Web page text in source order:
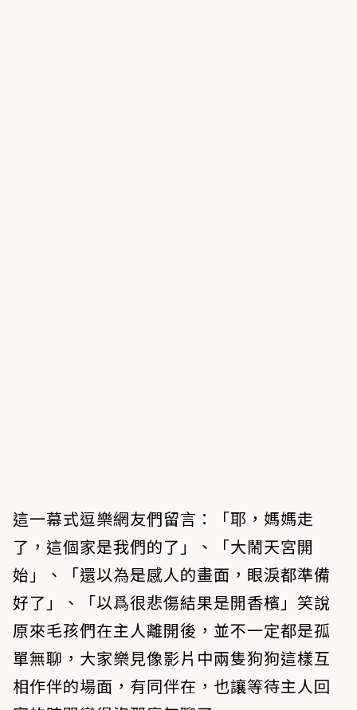
這一幕式逗樂網友們留言：「耶，媽媽走
了，這個家是我們的了」、「大鬧天宮開
始」、「還以為是感人的畫面，眼淚都準備
好了」、「以爲很悲傷結果是開香檳」笑說
原來毛孩們在主人離開後，並不一定都是孤
單無聊，大家樂見像影片中兩隻狗狗這樣互
相作伴的場面，有同伴在，也讓等待主人回